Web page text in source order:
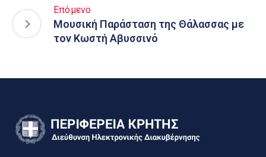
Επόμενο
Μουσική Παράσταση της Θάλασσας με
τον Κωστή Αβυσσινό